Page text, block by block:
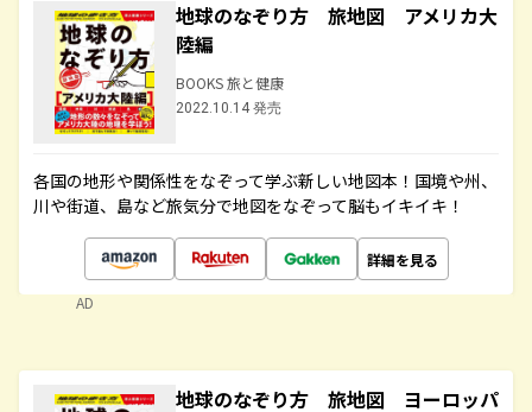
地球のなぞり方 旅地図 アメリカ大
陸編
BOOKS 旅と健康
2022.10.14 発売
各国の地形や関係性をなぞって学ぶ新しい地図本！国境や州、
川や街道、島など旅気分で地図をなぞって脳もイキイキ！
詳細を見る
AD
地球のなぞり方 旅地図 ヨーロッパ